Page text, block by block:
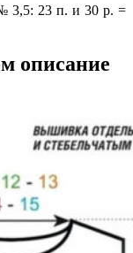
3,5: 23 п. и 30 р. =
описание